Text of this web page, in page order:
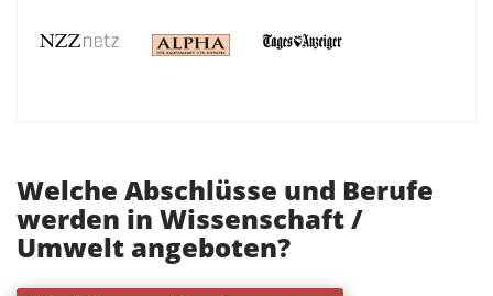
Welche Abschlüsse und Berufe
werden in Wissenschaft /
Umwelt angeboten?